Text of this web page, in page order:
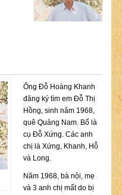
Ông Đỗ Hoàng Khanh
đăng ký tìm em Đỗ Thị
Hồng, sinh năm 1968,
quê Quảng Nam. Bố là
cụ Đỗ Xứng. Các anh
chị là Xứng, Khanh, Hỗ
và Long.
Năm 1968, bà nội, mẹ
và 3 anh chị mất do bị